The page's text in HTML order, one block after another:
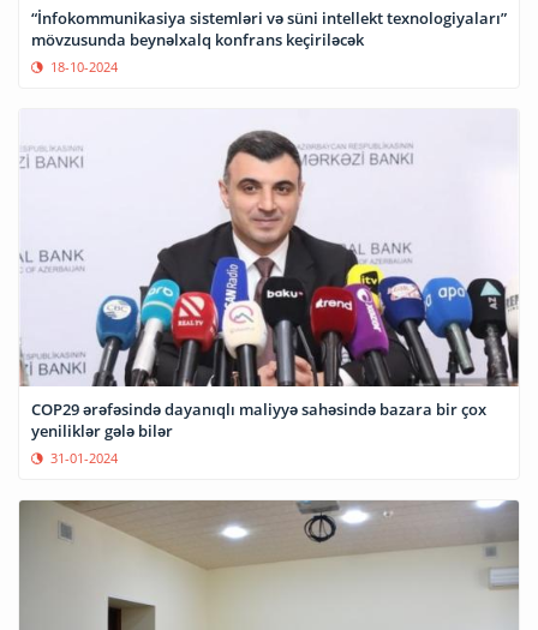
“İnfokommunikasiya sistemləri və süni intellekt texnologiyaları”
mövzusunda beynəlxalq konfrans keçiriləcək
18-10-2024
COP29 ərəfəsində dayanıqlı maliyyə sahəsində bazara bir çox
yeniliklər gələ bilər
31-01-2024